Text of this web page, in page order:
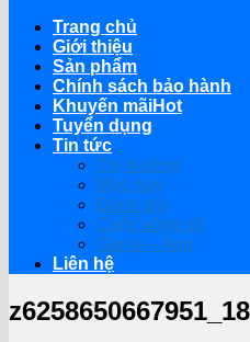
Trang chủ
Giới thiệu
Sản phẩm
Chính sách bảo hành
Khuyến mãi
Tuyển dụng
Tin tức
Thị trường
Mẹo hay
Đánh giá
Cuộc sống số
Game – App
Liên hệ